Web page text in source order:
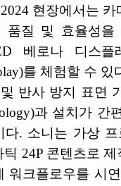
현장에서는 카
품질 및 효율성을
베로나 디스플
를 체험할 수 있
반사 방지 표면
과 설치가 간
다. 소니는 가상
24P 콘텐츠로
워크플로우를 시